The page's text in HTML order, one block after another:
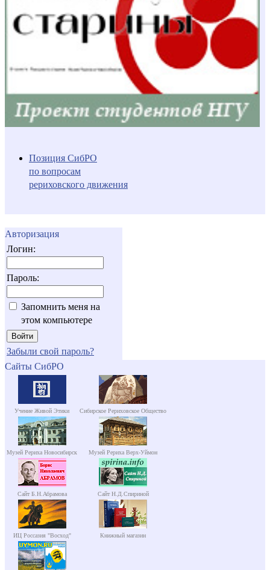
Позиция СибРО
по вопросам
рериховского движения
Авторизация
Логин:
Пароль:
Запомнить меня на
этом компьютере
Забыли свой пароль?
Сайты СибРО
Учение Живой Этики Сибирское Рериховское Общество
Музей Рериха Новосибирск Музей Рериха Верх-Уймон
Сайт Б.Н.Абрамова Сайт Н.Д.Спириной
ИЦ Россазия "Восход" Книжный магазин